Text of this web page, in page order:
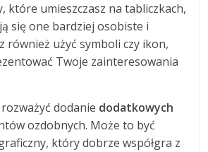
które umieszczasz na tabliczkach,
się one bardziej osobiste i
również użyć symboli czy ikon,
Twoje zainteresowania
dodanie dodatkowych
ozdobnych. Może to być
który dobrze współgra z